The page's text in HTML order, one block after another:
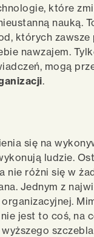
które
nauką.
których zawsze
nawzajem.
mogą
.
się na
ludzie.
nie różni się w
Jednym z
jest to coś, na